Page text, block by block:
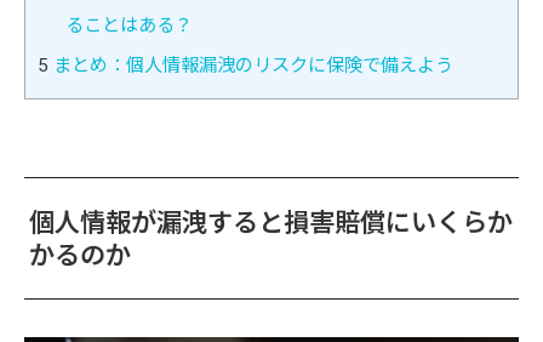
ることはある？
5 まとめ：個人情報漏洩のリスクに保険で備えよう
個人情報が漏洩すると損害賠償にいくらか
かるのか